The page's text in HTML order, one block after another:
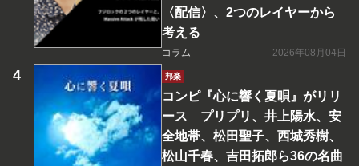
〈配信〉、2つのレイヤーから
考える
コラム 2026年08月04日
邦楽
コンピ『心に響く夏唄』がリリ
ース プリプリ、井上陽水、安
全地帯、松田聖子、西城秀樹、
松山千春、吉田拓郎ら36の名曲